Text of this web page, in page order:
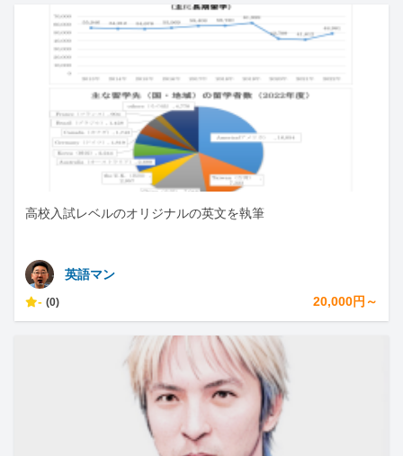
高校入試レベルのオリジナルの英文を執筆
英語マン
- (0) 20,000円～